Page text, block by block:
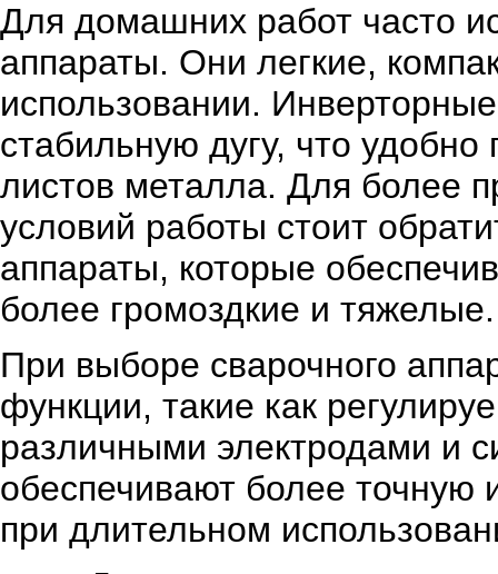
Для домашних работ часто
аппараты. Они легкие,
использовании.
стабильную дугу, что
листов металла. Для более
условий работы стоит
аппараты, которые
более громоздкие и тяжелые.
При выборе сварочного
функции, такие как
различными электродами и
обеспечивают более точную
при длительном